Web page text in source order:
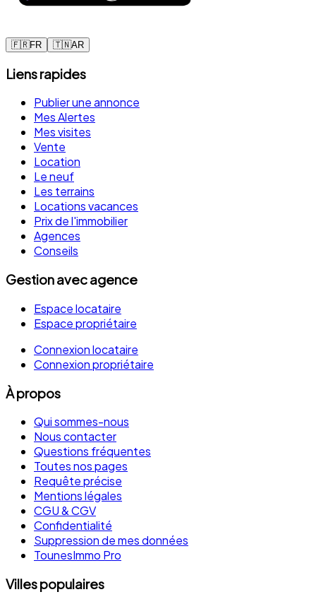
🇫🇷FR 🇹🇳AR
Liens rapides
Publier une annonce
Mes Alertes
Mes visites
Vente
Location
Le neuf
Les terrains
Locations vacances
Prix de l'immobilier
Agences
Conseils
Gestion avec agence
Espace locataire
Espace propriétaire
Connexion locataire
Connexion propriétaire
À propos
Qui sommes-nous
Nous contacter
Questions fréquentes
Toutes nos pages
Requête précise
Mentions légales
CGU & CGV
Confidentialité
Suppression de mes données
TounesImmo Pro
Villes populaires